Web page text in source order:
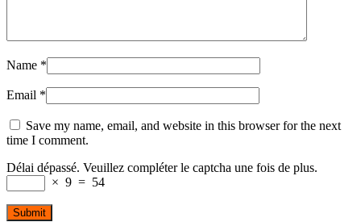
Name *
Email *
Save my name, email, and website in this browser for the next
time I comment.
Délai dépassé. Veuillez compléter le captcha une fois de plus.
× 9 = 54